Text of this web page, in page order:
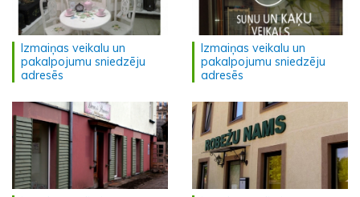
Izmaiņas veikalu un
pakalpojumu sniedzēju
adresēs
Izmaiņas veikalu un
pakalpojumu sniedzēju
adresēs